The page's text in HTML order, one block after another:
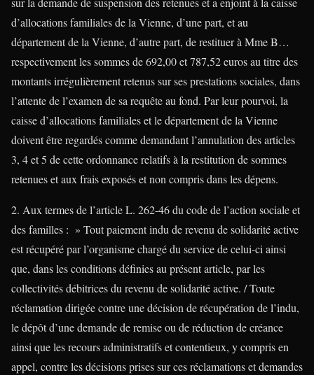
d’allocations familiales de la Vienne, d’une part, et au
département de la Vienne, d’autre part, de restituer à Mme B…
respectivement les sommes de 692,00 et 787,52 euros au titre des
montants irrégulièrement retenus sur ses prestations sociales, dans
l’attente de l’examen de sa requête au fond. Par leur pourvoi, la
caisse d’allocations familiales et le département de la Vienne
doivent être regardés comme demandant l’annulation des articles
3, 4 et 5 de cette ordonnance relatifs à la restitution de sommes
retenues et aux frais exposés et non compris dans les dépens.
2. Aux termes de l’article L. 262-46 du code de l’action sociale et
des familles : » Tout paiement indu de revenu de solidarité active
est récupéré par l’organisme chargé du service de celui-ci ainsi
que, dans les conditions définies au présent article, par les
collectivités débitrices du revenu de solidarité active. / Toute
réclamation dirigée contre une décision de récupération de l’indu,
le dépôt d’une demande de remise ou de réduction de créance
ainsi que les recours administratifs et contentieux, y compris en
appel, contre les décisions prises sur ces réclamations et demandes